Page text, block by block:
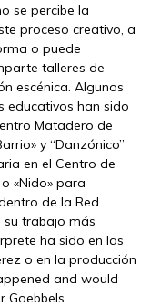
se percibe la
proceso creativo, a
o puede
talleres de
escénica. Algunos
educativos han sido
Matadero de
y “Danzónico”
en el Centro de
«Nido» para
de la Red
su trabajo más
ha sido en las
o en la producción
and would
Goebbels.